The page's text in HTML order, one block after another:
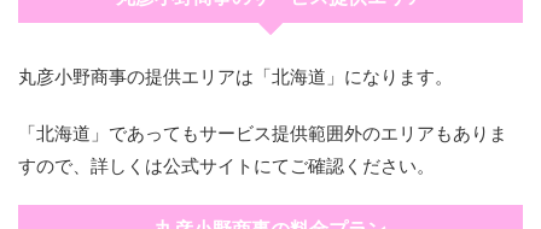
丸彦小野商事の提供エリアは「北海道」になります。
「北海道」であってもサービス提供範囲外のエリアもありま
すので、詳しくは公式サイトにてご確認ください。